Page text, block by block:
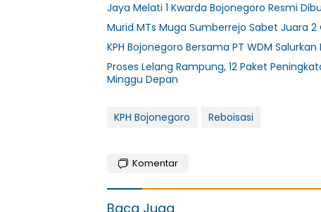
Jaya Melati 1 Kwarda Bojonegoro Resmi
Murid MTs Muga Sumberrejo Sabet Juara
KPH Bojonegoro Bersama PT WDM
Proses Lelang Rampung, 12 Paket
Minggu Depan
KPH Bojonegoro Reboisasi
Komentar
Baca Juga